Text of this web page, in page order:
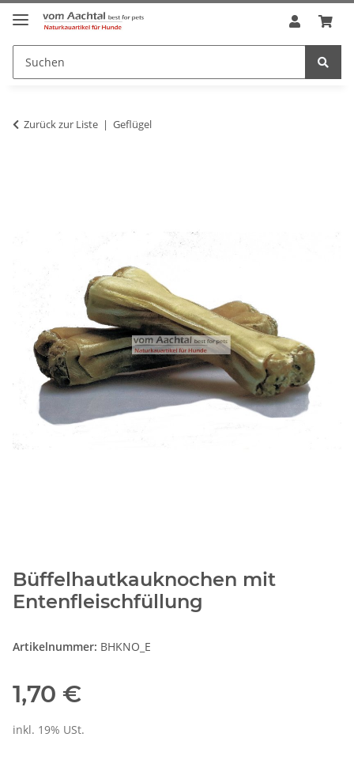
Zurück zur Liste Geflügel
Büffelhautkauknochen mit
Entenfleischfüllung
Artikelnummer: BHKNO_E
1,70 €
inkl. 19% USt.